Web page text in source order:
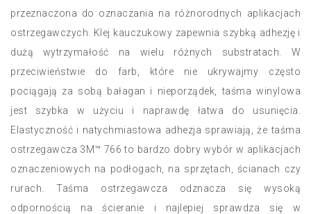
przeznaczona do oznaczania na różnorodnych aplikacjach
ostrzegawczych. Klej kauczukowy zapewnia szybką adhezję i
dużą wytrzymałość na wielu różnych substratach. W
przeciwieństwie do farb, które nie ukrywajmy często
pociągają za sobą bałagan i nieporządek, taśma winylowa
jest szybka w użyciu i naprawdę łatwa do usunięcia.
Elastyczność i natychmiastowa adhezja sprawiają, że taśma
ostrzegawcza 3M™ 766 to bardzo dobry wybór w aplikacjach
oznaczeniowych na podłogach, na sprzętach, ścianach czy
rurach. Taśma ostrzegawcza odznacza się wysoką
odpornością na ścieranie i najlepiej sprawdza się w